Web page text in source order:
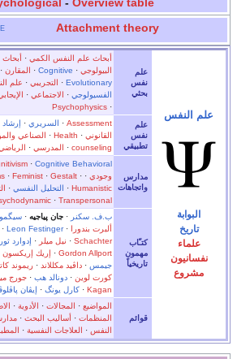
e Attachment theory
علم النفس
البوابة
تاريخ
علماء
نفسانيون
مشروع
علم
نفس
بحثي
أبحاث علم النفس الكمي ·
البيولوجي ·
Cognitive
· المقارن ·
Evolutionary
· التجريبي · علم
الفسيولوجي · الاجتماعي ·
·
Psychophysics
علم
نفس
تطبيقي
Assessment
· السريري · إرشاد
القانوني ·
Health
· الصناعي
counseling
· المدرسي ·
مدارس
واتجاهات
· Cognitive Behavioral
وجودي ·
· Feminist · Gestalt ·
Humanistic
· التحليل النفسي ·
· Transpersonal
كتـّاب
مهمون
تاريخياً
ب.ف. سكنر · جان پياجيه ·
ألبرت بندورا ·
Leon Festinger
·
Schachter
· نيل ميلر · إدوارد
Gordon Allport
· إريك إريكسون
جيمس · داڤيد مكللاند · ريموند
كورت لوين · دونالد هب · جورج
Kagan
· كارل يونگ · إيڤان
قوائم
المواضيع · المجالات · الأدوية ·
المنظمات · أساليب البحث ·
النفس · العلاجات النفسية ·